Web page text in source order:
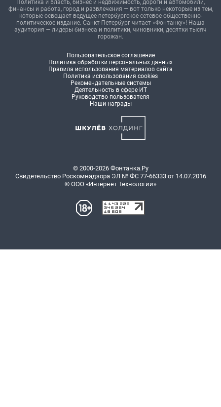
Политика и власть, бизнес и недвижимость, дороги и автомобили,
финансы и работа, город и развлечения — вот только некоторые из тем,
которые освещает ведущее петербургское сетевое общественно-
политическое издание. Санкт-Петербург читает «Фонтанку»! Наша
аудитория — лидеры бизнеса и политики, чиновники, десятки тысяч
горожан.
Пользовательское соглашение
Политика обработки персональных данных
Правила использования материалов сайта
Политика использования cookies
Рекомендательные системы
Деятельность в сфере ИТ
Руководство пользователя
Наши награды
© 2000-2026 Фонтанка.Ру
Свидетельство Роскомнадзора ЭЛ № ФС 77-66333 от 14.07.2016
© ООО «Интернет Технологии»